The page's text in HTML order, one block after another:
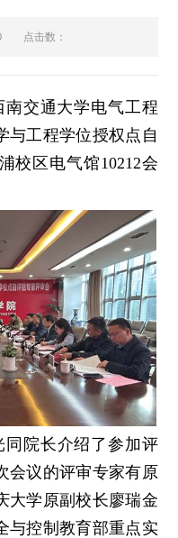
点击数：
南交通大学电气工程
与工程学位授权点自
校区电气馆10212会
院长介绍了参加评
会议的评审专家有原
大学原副校长廖瑞金
与控制教育部重点实